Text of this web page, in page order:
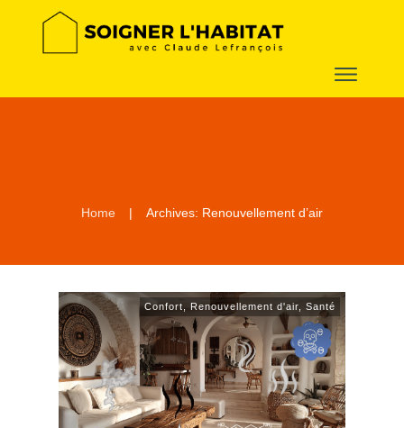
Home | Archives: Renouvellement d’air
Confort Renouvellement d'air ,Santé